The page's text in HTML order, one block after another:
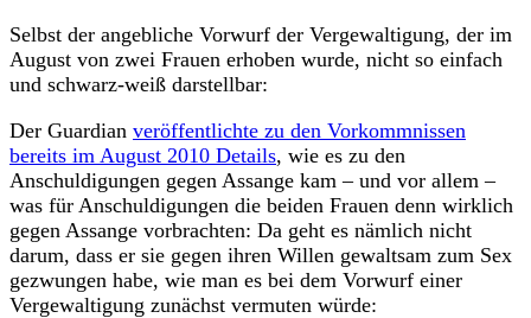
Selbst der angebliche Vorwurf der Vergewaltigung, der im
August von zwei Frauen erhoben wurde, nicht so einfach
und schwarz-weiß darstellbar:
Der Guardian veröffentlichte zu den Vorkommnissen
bereits im August 2010 Details, wie es zu den
Anschuldigungen gegen Assange kam – und vor allem –
was für Anschuldigungen die beiden Frauen denn wirklich
gegen Assange vorbrachten: Da geht es nämlich nicht
darum, dass er sie gegen ihren Willen gewaltsam zum Sex
gezwungen habe, wie man es bei dem Vorwurf einer
Vergewaltigung zunächst vermuten würde: